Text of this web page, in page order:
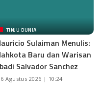
TINJU DUNIA
Sulaiman Menulis:
Baru dan Warisan
Salvador Sanchez
6 Agustus 2026 | 10:24